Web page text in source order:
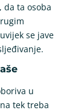
ta osoba
se jave
u
tek treba